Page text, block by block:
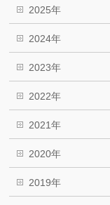
2025年
2024年
2023年
2022年
2021年
2020年
2019年